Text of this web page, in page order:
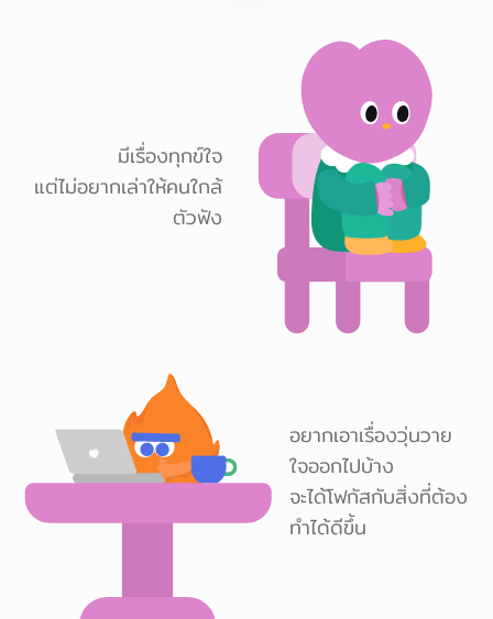
มีเรื่องทุกข์ใจ
แต่ไม่อยากเล่าให้คนใกล้
ตัวฟัง
อยากเอาเรื่องวุ่นวาย
ใจออกไปบ้าง
จะได้โฟกัสกับสิ่งที่ต้อง
ทำได้ดีขึ้น